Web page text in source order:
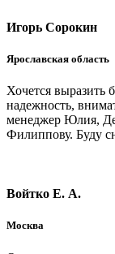
Игорь Сорокин
Ярославская область
Хочется выразить
надежность,
менеджер Юлия,
Филиппову. Буду
Войтко Е. А.
Москва